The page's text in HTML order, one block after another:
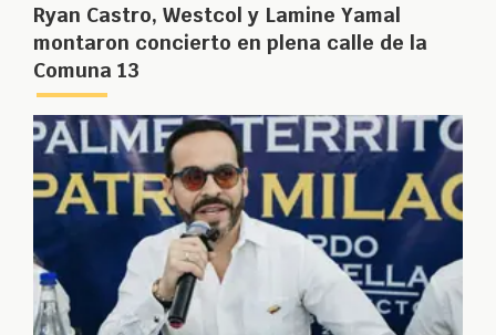
Ryan Castro, Westcol y Lamine Yamal
montaron concierto en plena calle de la
Comuna 13